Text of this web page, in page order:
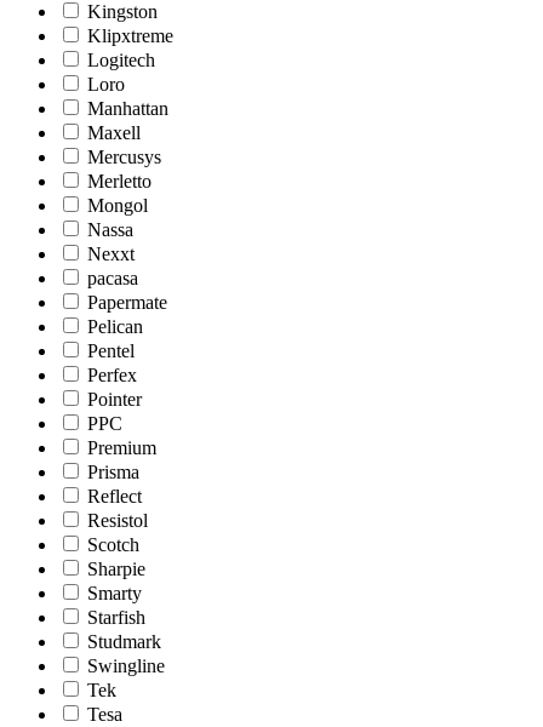
Kingston
Klipxtreme
Logitech
Loro
Manhattan
Maxell
Mercusys
Merletto
Mongol
Nassa
Nexxt
pacasa
Papermate
Pelican
Pentel
Perfex
Pointer
PPC
Premium
Prisma
Reflect
Resistol
Scotch
Sharpie
Smarty
Starfish
Studmark
Swingline
Tek
Tesa